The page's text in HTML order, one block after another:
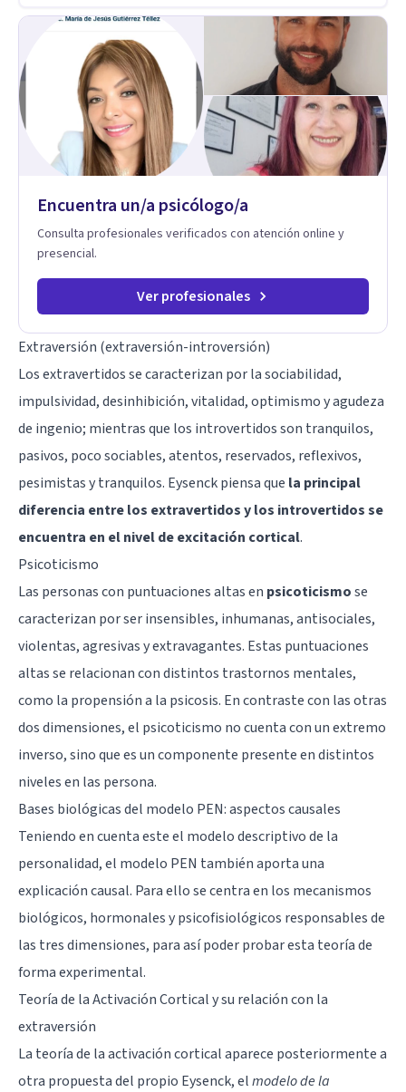
mejora global de tu sexualidad, considerando cada caso
como algo particular e intentando adaptarme a tu situación
personal concreta. En especial mi ámbito de trabajo es la
disfunción eréctil, la eyaculación precoz y la falta de deseo
tanto en mujeres como en hombres. La sexualidad es de
enorme importancia tanto para el bienestar físico y mental
como a nivel personal para una buena autoestima y una
relación saludable de pareja.
Encuentra un/a psicólogo/a
Consulta profesionales verificados con atención online y
presencial.
Ver profesionales
Extraversión (extraversión-introversión)
Losextravertidosse caracterizan por la sociabilidad,
impulsividad, desinhibición, vitalidad, optimismo y agudeza
de ingenio; mientras que los introvertidos son tranquilos,
pasivos, poco sociables, atentos, reservados, reflexivos,
pesimistas y tranquilos. Eysenck piensa que la principal
diferencia entre los extravertidos y los introvertidos se
encuentra en el nivel de excitación cortical.
Psicoticismo
Las personas con puntuaciones altas en psicoticismose
caracterizan por ser insensibles, inhumanas, antisociales,
violentas, agresivas y extravagantes. Estas puntuaciones
altas se relacionan con distintos trastornos mentales,
como la propensión a la psicosis. En contraste con las otras
dos dimensiones, el psicoticismo no cuenta con un extremo
inverso, sino que es un componente presente en distintos
niveles en las persona.
Bases biológicas del modelo PEN: aspectos causales
Teniendo en cuenta este el modelo descriptivo de la
personalidad, el modelo PEN también aporta una
explicación causal. Para ello se centra en los mecanismos
biológicos, hormonales y psicofisiológicos responsables de
las tres dimensiones, para así poder probar esta teoría de
forma experimental.
Teoría de la Activación Cortical y su relación con la
extraversión
La teoría de la activación cortical aparece posteriormente a
otra propuesta del propio Eysenck, elmodelo de la